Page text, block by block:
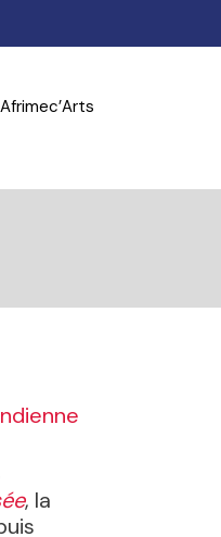
Afrimec’Arts
, la